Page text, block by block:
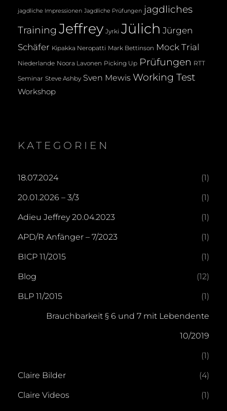
jagdliche Impressionen Jagdliche Prüfungen jagdliches
Training Jeffrey Jyrki Jülich Jürgen
Schäfer Kipakka Neropatti Mark Bettinson Mock Trial
Niederlande Noora Lavonen Picking Up Prüfungen RTT
Seminar Steve Ashby Sven Mewis Working Test
Workshop
KATEGORIEN
18.07.2024 (1)
20.01.2026 – 3/3 (1)
Adieu Jeffrey 20.04.2023 (1)
APD/R Anfänger – 7/2023 (1)
BICP 11/2015 (1)
Blog (12)
BLP 11/2015 (1)
Brauchbarkeit § 6 und 7 mit Lebendente
10/2019
(1)
Claire Bilder (4)
Claire Videos (1)